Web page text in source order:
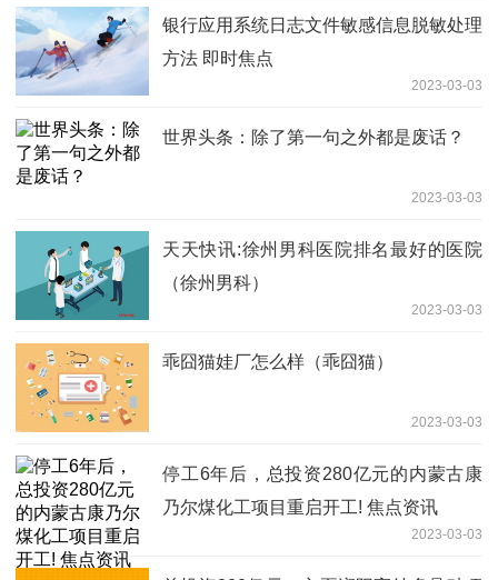
银行应用系统日志文件敏感信息脱敏处理
方法 即时焦点
2023-03-03
世界头条：除了第一句之外都是废话？
2023-03-03
天天快讯:徐州男科医院排名最好的医院
（徐州男科）
2023-03-03
乖囧猫娃厂怎么样（乖囧猫）
2023-03-03
停工6年后，总投资280亿元的内蒙古康
乃尔煤化工项目重启开工! 焦点资讯
2023-03-03